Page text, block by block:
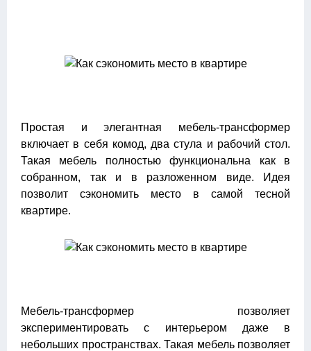
Простая и элегантная мебель-трансформер
включает в себя комод, два стула и рабочий стол.
Такая мебель полностью функциональна как в
собранном, так и в разложенном виде. Идея
позволит сэкономить место в самой тесной
квартире.
Мебель-трансформер позволяет
экспериментировать с интерьером даже в
небольших пространствах. Такая мебель позволяет